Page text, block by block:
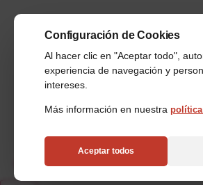
Configuración de Cookies
Al hacer clic en "Aceptar todo",
experiencia de navegación y
intereses.
Más información en nuestra política
Aceptar todos
Industrias Almacenes Automáticos